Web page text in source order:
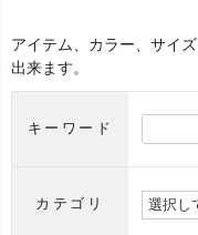
アイテム、カラー、サイ
出来ます。
キーワード
カテゴリ